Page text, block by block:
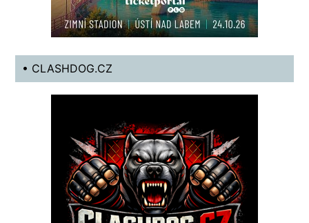
• CLASHDOG.CZ